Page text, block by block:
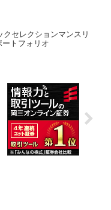
クセレクションマンスリ
ートフォリオ